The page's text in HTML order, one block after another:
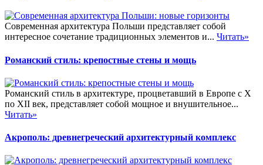
Современная архитектура Польши представляет собой
интересное сочетание традиционных элементов и... Читать»
Романский стиль: крепостные стены и мощь
Романский стиль в архитектуре, процветавший в Европе с X
по XII век, представляет собой мощное и внушительное...
Читать»
Акрополь: древнегреческий архитектурный комплекс